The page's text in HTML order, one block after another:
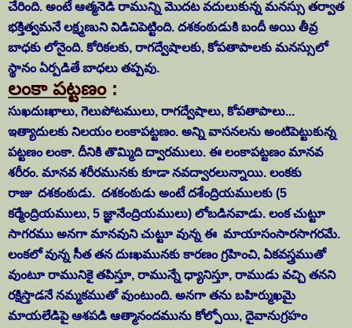
చేరింది. అంటే ఆత్మనెడి రామున్ని మొదట వదులుకున్న మనస్సు తర్వాత
భక్తిత్వమనే లక్ష్మణుని విడిచిపెట్టింది. దశకంఠుడుకి బందీ అయి తీవ్ర
బాధకు లోనైంది. కోరికలకు, రాగద్వేషాలకు, కోపతాపాలకు మనస్సులో
స్థానం ఏర్పడితే బాధలు తప్పవు.
లంకా పట్టణం:
సుఖదుఃఖాలు, గెలుపోటములు, రాగద్వేషాలు, కోపతాపాలు...
ఇత్యాదులకు నిలయం లంకాపట్టణం. అన్ని వాసనలను అంటిపెట్టుకున్న
పట్టణం లంకా. దీనికి తొమ్మిది ద్వారములు. ఈ లంకాపట్టణం మానవ
శరీరం. మానవ శరీరమునకు కూడా నవద్వారలున్నాయి. లంకకు
రాజు దశకంఠుడు. దశకంఠుడు అంటేదశేంద్రియములకు (5
కర్మేంద్రియములు, 5 జ్ఞానేంద్రియములు) లోబడినవాడు. లంక చుట్టూ
సాగరము అనగా మానవుని చుట్టూ వున్న ఈ మాయాసంసారసాగరమే.
లంకలో వున్న సీత తన దుఃఖమునకు కారణం గ్రహించి, ఏకవస్త్రముతో
వుంటూ రామునికై తపిస్తూ, రామున్నే ధ్యానిస్తూ, రాముడు వచ్చి తనని
రక్షిస్తాడనే నమ్మకముతో వుంటుంది. అనగా తను బహిర్ముఖమై
మాయలేడిపై ఆశపడి ఆత్మానందమును కోల్పోయి, దైవానుగ్రహం